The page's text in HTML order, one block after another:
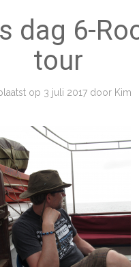
dag 6-
tour
op 3 juli 2017 door Kim